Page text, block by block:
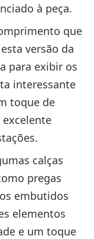
à peça.
que
versão da
para exibir os
interessante
toque de
calças
pregas
embutidos
elementos
e um toque